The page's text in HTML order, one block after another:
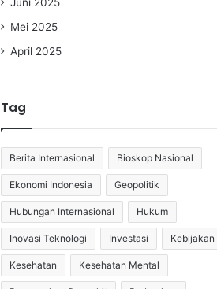
Juni 2025
Mei 2025
April 2025
Tag
Berita Internasional Bioskop Nasional
Ekonomi Indonesia Geopolitik
Hubungan Internasional Hukum
Inovasi Teknologi Investasi Kebijakan
Kesehatan Kesehatan Mental